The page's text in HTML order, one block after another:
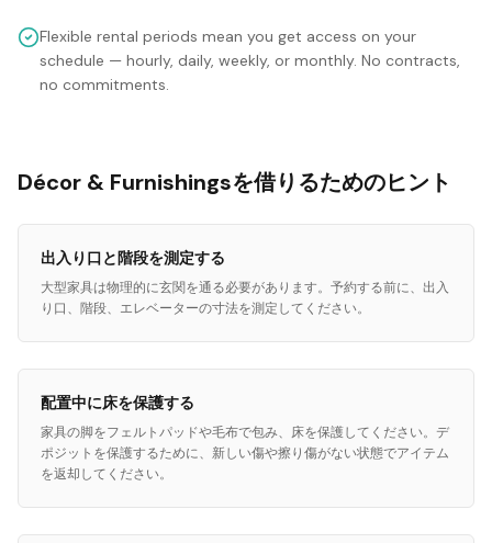
Flexible rental periods mean you get access on your
schedule — hourly, daily, weekly, or monthly. No contracts,
no commitments.
Décor & Furnishingsを借りるためのヒント
出入り口と階段を測定する
大型家具は物理的に玄関を通る必要があります。予約する前に、出入
り口、階段、エレベーターの寸法を測定してください。
配置中に床を保護する
家具の脚をフェルトパッドや毛布で包み、床を保護してください。デ
ポジットを保護するために、新しい傷や擦り傷がない状態でアイテム
を返却してください。